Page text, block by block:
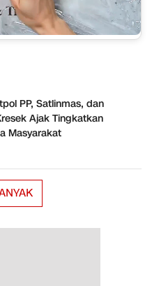
PP, Satlinmas, dan
Ajak Tingkatkan
Masyarakat